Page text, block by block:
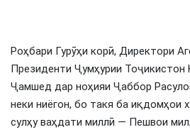
Роҳбари Гурӯҳи корӣ, Директори
Президенти Ҷумҳурии
Ҷамшед дар ноҳияи Ҷаббор
неки ниёгон, бо такя ба иқдомҳои
сулҳу ваҳдати миллӣ — Пешвои